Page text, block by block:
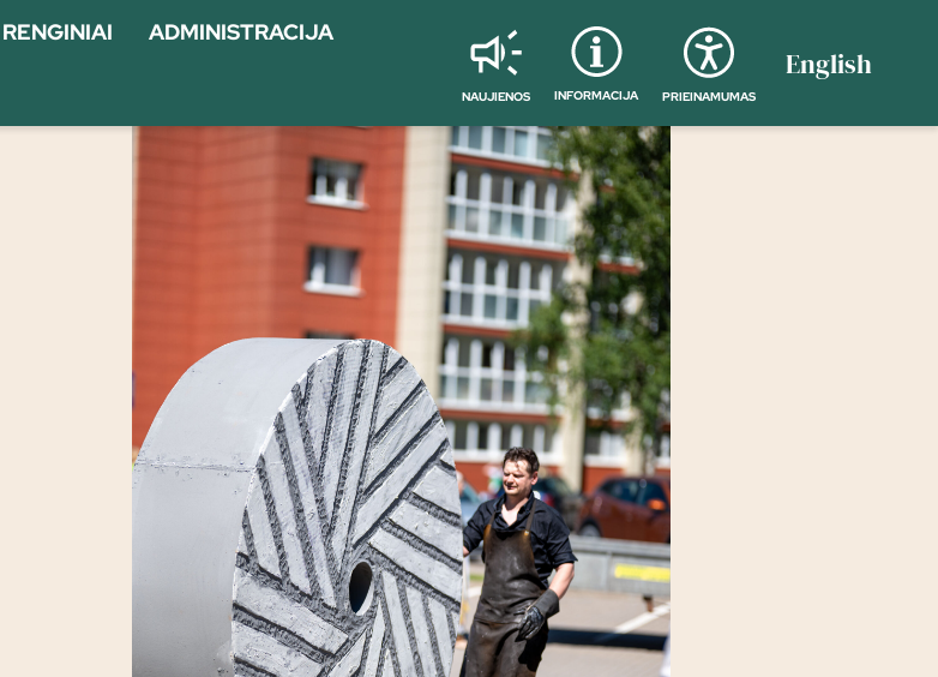
RENGINIAI ADMINISTRACIJA
NAUJIENOS INFORMACIJA PRIEINAMUMAS
English